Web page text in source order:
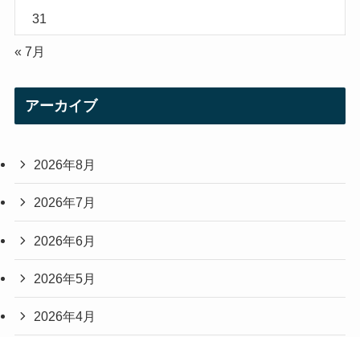
31
« 7月
アーカイブ
2026年8月
2026年7月
2026年6月
2026年5月
2026年4月